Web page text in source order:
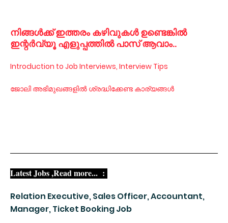
നിങ്ങൾക്ക് ഇത്തരം കഴിവുകൾ ഉണ്ടെങ്കിൽ
ഇന്റർവ്യൂ എളുപ്പത്തിൽ പാസ് ആവാം..
Introduction to Job Interviews, Interview Tips
ജോലി അഭിമുഖങ്ങളിൽ ശ്രദ്ധിക്കേണ്ട കാര്യങ്ങൾ
Latest Jobs ,Read more... :
Relation Executive, Sales Officer, Accountant,
Manager, Ticket Booking Job